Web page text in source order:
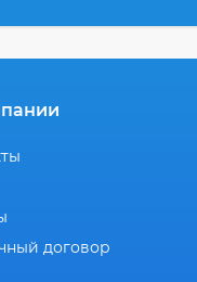
договор